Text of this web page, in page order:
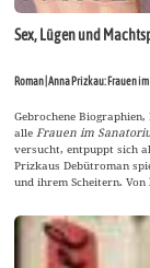
Sex, Lügen und
Roman | Anna Prizkau: Frauen
Gebrochene
alleFrauen im
versucht, entpuppt sich
Prizkaus Debütroman
und ihrem Scheitern. Von